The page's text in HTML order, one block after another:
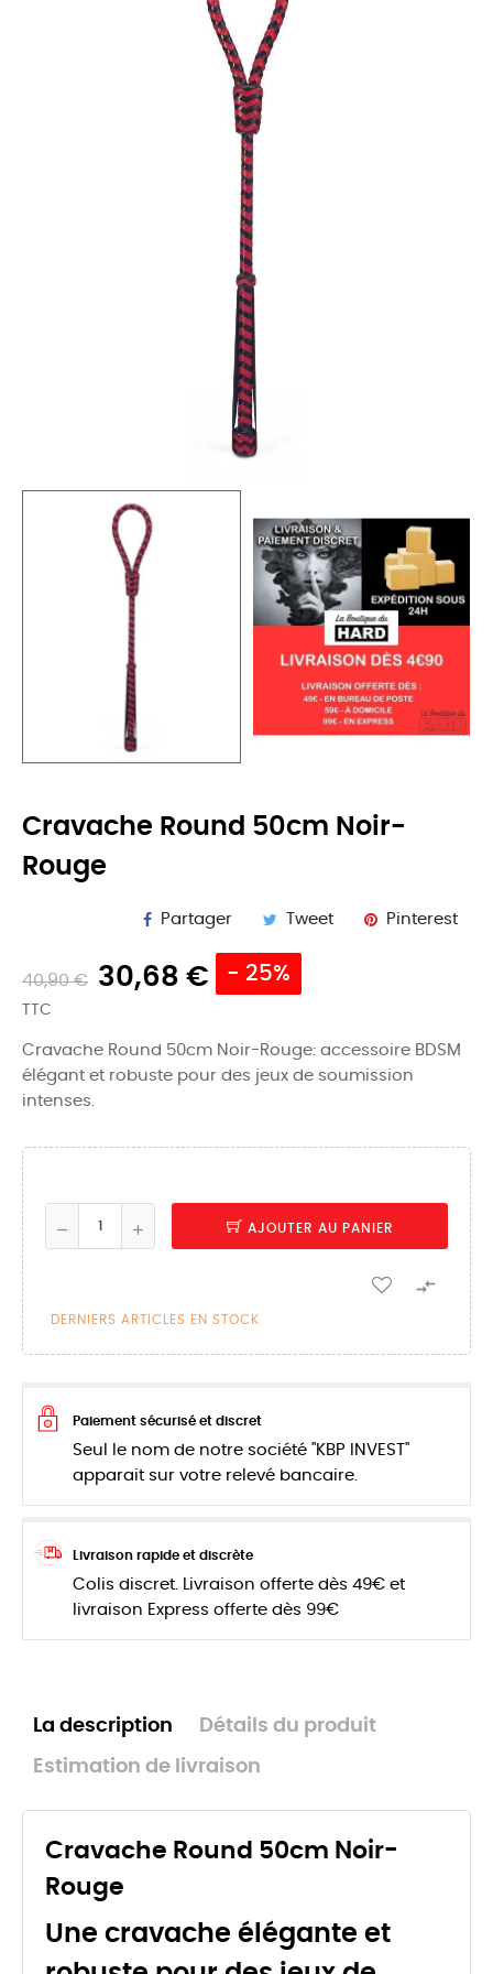
Cravache Round 50cm Noir-
Rouge
Partager Tweet Pinterest
40,90 € 30,68 € - 25%
TTC
Cravache Round 50cm Noir-Rouge: accessoire BDSM
élégant et robuste pour des jeux de soumission
intenses.
AJOUTER AU PANIER

DERNIERS ARTICLES EN STOCK
Paiement sécurisé et discret
Seul le nom de notre société "KBP INVEST"
apparait sur votre relevé bancaire.
Livraison rapide et discrète
Colis discret. Livraison offerte dès 49€ et
livraison Express offerte dès 99€
La description Détails du produit
Estimation de livraison
Cravache Round 50cm Noir-
Rouge
Une cravache élégante et